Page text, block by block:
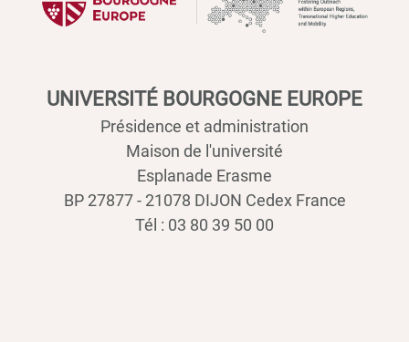
UNIVERSITÉ BOURGOGNE EUROPE
Présidence et administration
Maison de l'université
Esplanade Erasme
BP 27877 - 21078 DIJON Cedex France
Tél : 03 80 39 50 00